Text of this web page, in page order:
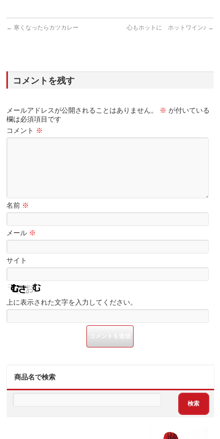
← 寒くなったらカツカレー 心もホットに ホットワイン♪ →
コメントを残す
メールアドレスが公開されることはありません。 ※ が付いている
欄は必須項目です
コメント ※
名前 ※
メール ※
サイト
上に表示された文字を入力してください。
商品名で検索